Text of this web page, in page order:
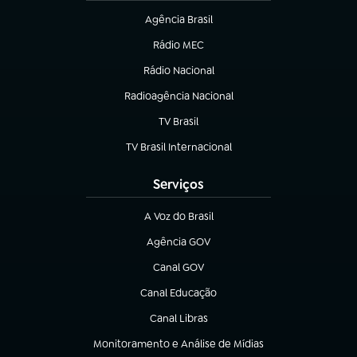
Agência Brasil
(abre em nova aba)
Rádio MEC
(abre em nova aba)
Rádio Nacional
Radioagência Nacional
(abre em nova aba)
TV Brasil
(abre em nova aba)
TV Brasil Internacional
(abre em nova aba)
Serviços
A Voz do Brasil
(abre em nova aba)
Agência GOV
(abre em nova aba)
Canal GOV
(abre em nova aba)
Canal Educação
(abre em nova aba)
Canal Libras
(abre em nova aba)
Monitoramento e Análise de Mídias
(abre em nova aba)